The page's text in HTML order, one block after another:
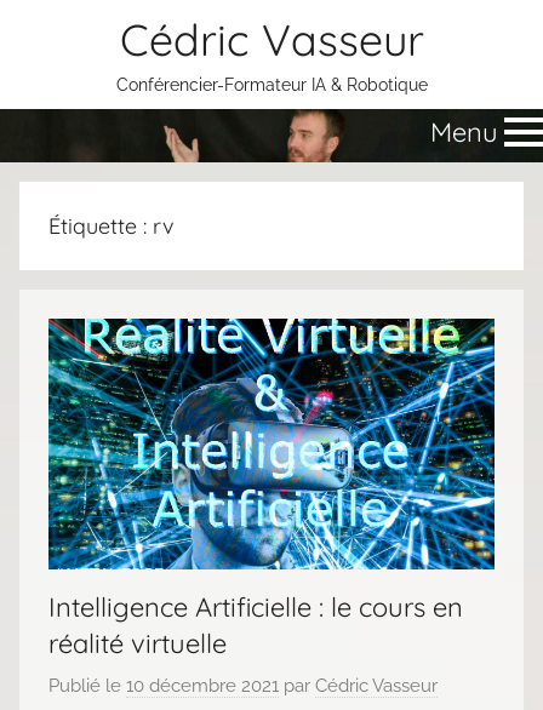
Cédric Vasseur
Conférencier-Formateur IA & Robotique
Menu
Étiquette : rv
Intelligence Artificielle : le cours en
réalité virtuelle
Publié le 10 décembre 2021 par Cédric Vasseur